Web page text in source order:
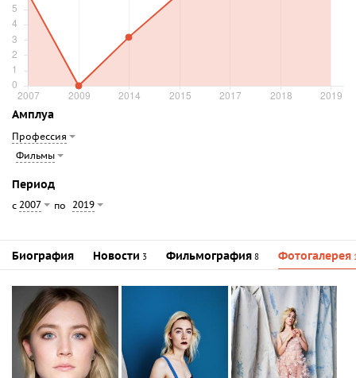
Амплуа
Профессия
Фильмы
Период
с 2007 по 2019
Биография Новости 3 Фильмография 8 Фотогалерея